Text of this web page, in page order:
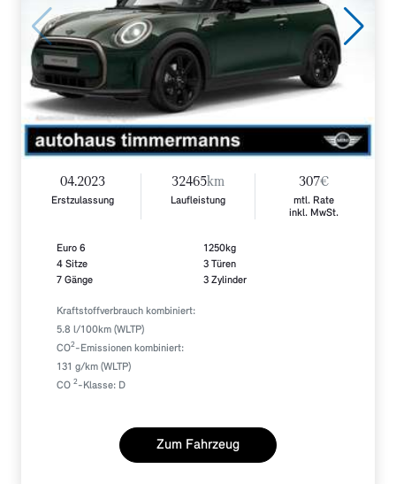
04.2023
Erstzulassung
32465km
Laufleistung
307€
mtl. Rate
inkl. MwSt.
Euro 6
4 Sitze
7 Gänge
1250kg
3 Türen
3 Zylinder
Kraftstoffverbrauch kombiniert:
5.8 l/100km (WLTP)
CO2-Emissionen kombiniert:
131 g/km (WLTP)
CO 2-Klasse: D
Zum Fahrzeug